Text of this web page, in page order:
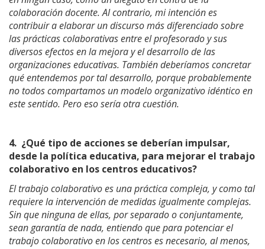
colaboración docente. Al contrario, mi intención es
contribuir a elaborar un discurso más diferenciado sobre
las prácticas colaborativas entre el profesorado y sus
diversos efectos en la mejora y el desarrollo de las
organizaciones educativas. También deberíamos concretar
qué entendemos por tal desarrollo, porque probablemente
no todos compartamos un modelo organizativo idéntico en
este sentido. Pero eso sería otra cuestión.
4. ¿Qué tipo de acciones se deberían impulsar,
desde la política educativa, para mejorar el trabajo
colaborativo en los centros educativos?
El trabajo colaborativo es una práctica compleja, y como tal
requiere la intervención de medidas igualmente complejas.
Sin que ninguna de ellas, por separado o conjuntamente,
sean garantía de nada, entiendo que para potenciar el
trabajo colaborativo en los centros es necesario, al menos,